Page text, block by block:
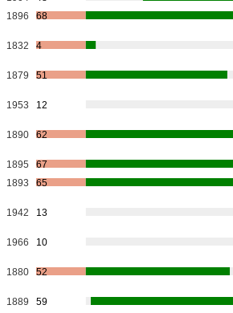
1896 68
1832 4
1879 51
1953 12
1890 62
1895
67
1893 65
1942 13
1966 10
1880 52
1889
59